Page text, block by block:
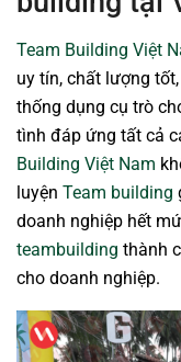
Team Building Việt
uy tín, chất lượng
thống dụng cụ trò
tình đáp ứng tất cả
Building Việt Nam
luyện Team building
doanh nghiệp hết
teambuilding thành
cho doanh nghiệp.